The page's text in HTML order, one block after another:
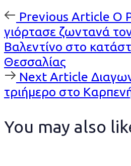
Previous
Article
Previous Article Ο
γιόρτασε ζωντανά
Βαλεντίνο στο
Θεσσαλίας
Next
Article
Next Article
τριήμερο στο
You may also